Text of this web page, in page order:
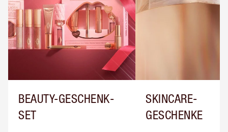
BEAUTY-GESCHENK-
SET
SKINCARE-
GESCHENKE